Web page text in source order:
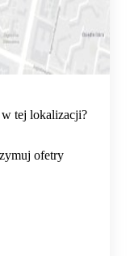
w tej lokalizacji?
ofetry